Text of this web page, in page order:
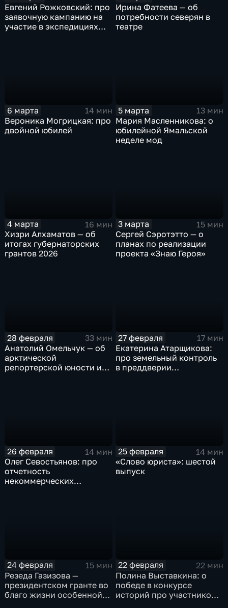
Евгений Рожковский: про
заявочную кампанию на
участие в экспедициях
Ирина Фатеева — об
потребности северян в
театре
6 марта
14 мин
Вероника Могрицкая: про
двойной юбилей
5 марта
13 мин
Мария Масленникова: о
юбилейной Ямальской
неделе мод
4 марта
16 мин
Хизри Алхаматов — об
итогах губернаторских
грантов 2026
3 марта
15 мин
Сергей Сэротэтто — о
планах по реализации
проекта «Знаю Героя»
28 февраля
33 мин
Анатолий Омельчук — об
арктической
репортерской юности и
27 февраля
17 мин
Екатерина Атарщикова:
про земельный контроль
в преддверии
26 февраля
14 мин
Олег Севостьянов: про
отчетность
некоммерческих
25 февраля
14 мин
«Слово юриста»: шестой
выпуск
24 февраля
15 мин
Резеда Газизова —
президентском гранте во
благо жизни особенной
22 февраля
22 мин
Полина Выставкина: о
победе в конкурсе
историй про участников